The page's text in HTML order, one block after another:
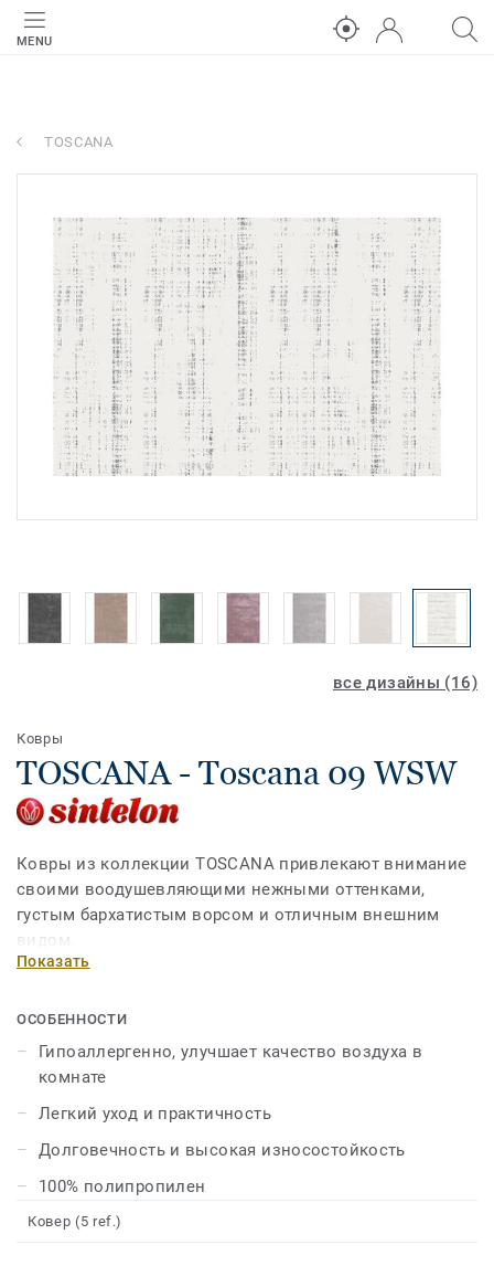
MENU
TOSCANA
все дизайны (16)
Ковры
TOSCANA - Toscana 09 WSW
Ковры из коллекции TOSCANA привлекают внимание
своими воодушевляющими нежными оттенками,
густым бархатистым ворсом и отличным внешним
видом.
украсят любое пространство и сделают его более
Показать
ОСОБЕННОСТИ
Гипоаллергенно, улучшает качество воздуха в
комнате
Легкий уход и практичность
Долговечность и высокая износостойкость
100% полипропилен
Ковер (5 ref.)